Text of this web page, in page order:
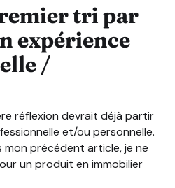
tri par
expérience
/
réflexion devrait déjà partir
et/ou personnelle.
mon précédent article, je ne
un produit en immobilier